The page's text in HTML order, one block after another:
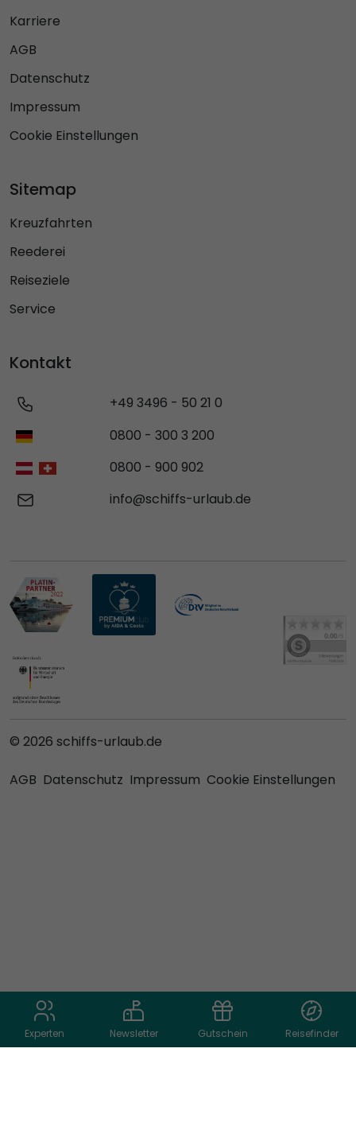
Experten Newsletter Gutschein Reisefinder
Karriere
AGB
Datenschutz
Impressum
Cookie Einstellungen
Sitemap
Kreuzfahrten
Reederei
Reiseziele
Service
Kontakt
+49 3496 - 50 21 0
0800 - 300 3 200
0800 - 900 902
info@schiffs-urlaub.de
© 2026 schiffs-urlaub.de
AGB Datenschutz Impressum Cookie Einstellungen